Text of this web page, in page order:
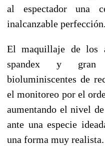
al espectador una
inalcanzable perfección.
El maquillaje de los
spandex y gran
bioluminiscentes de
el monitoreo por el
aumentando el nivel
ante una especie
una forma muy realista.